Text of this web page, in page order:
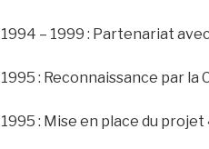
1994 – 1999 : Partenariat
1995 : Reconnaissance par
1995 : Mise en place du projet